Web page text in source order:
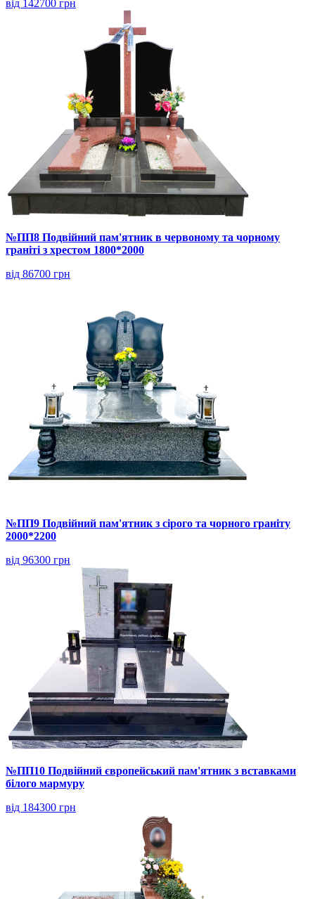
від 142700 грн
№ПП8 Подвійний пам'ятник в червоному та чорному
граніті з хрестом 1800*2000
від 86700 грн
№ПП9 Подвійний пам'ятник з сірого та чорного граніту
2000*2200
від 96300 грн
№ПП10 Подвійний європейський пам'ятник з вставками
білого мармуру
від 184300 грн